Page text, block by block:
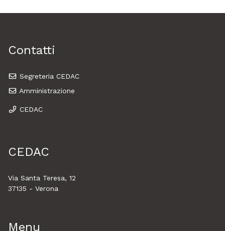
Contatti
Segreteria CEDAC
Amministrazione
CEDAC
CEDAC
Via Santa Teresa, 12
37135 - Verona
Menu